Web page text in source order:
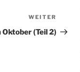
Beitrag
WEITER
(Teil 2)